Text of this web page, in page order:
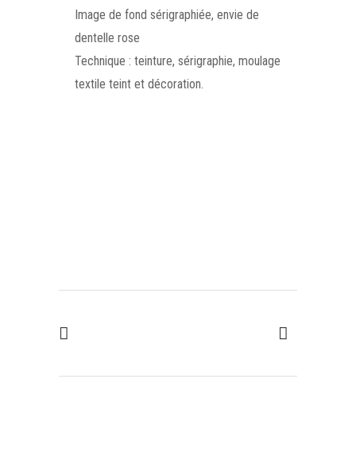
Image de fond sérigraphiée, envie de
dentelle rose
Technique : teinture, sérigraphie, moulage
textile teint et décoration.